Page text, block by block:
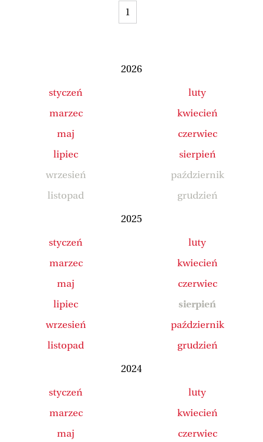
1
2026
styczeń
luty
marzec
kwiecień
maj
czerwiec
lipiec
sierpień
wrzesień
październik
listopad
grudzień
2025
styczeń
luty
marzec
kwiecień
maj
czerwiec
lipiec
sierpień
wrzesień
październik
listopad
grudzień
2024
styczeń
luty
marzec
kwiecień
maj
czerwiec